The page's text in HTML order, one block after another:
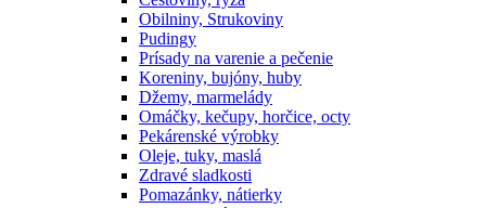
Obilniny, Strukoviny
Pudingy
Prísady na varenie a pečenie
Koreniny, bujóny, huby
Džemy, marmelády
Omáčky, kečupy, horčice, octy
Pekárenské výrobky
Oleje, tuky, maslá
Zdravé sladkosti
Pomazánky, nátierky